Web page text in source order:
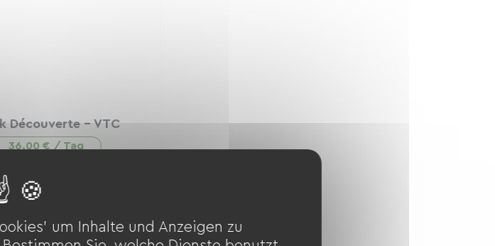
Découverte - VTC
36.00 € / Tag
um Inhalte und Anzeigen zu